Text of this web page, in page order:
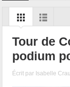
Tour de
podium
Écrit par Isabelle